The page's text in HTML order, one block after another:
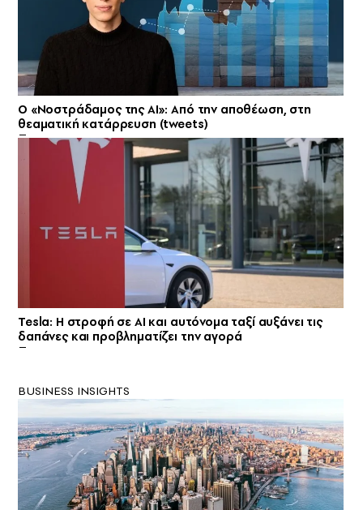
Ο «Νοστράδαμος της AI»: Από την αποθέωση, στη
θεαματική κατάρρευση (tweets)
Tesla: Η στροφή σε AI και αυτόνομα ταξί αυξάνει τις
δαπάνες και προβληματίζει την αγορά
BUSINESS INSIGHTS